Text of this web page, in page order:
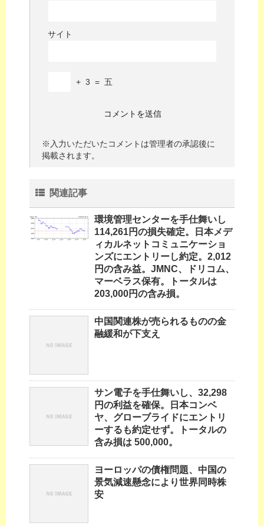
サイト
+ 3 = 五
※入力いただいたコメントは管理者の承認後に
掲載されます。
関連記事
環境管理センターを手仕舞いし
114,261円の損失確定。日本メデ
ィカルネットコミュニケーショ
ンズにエントリーし約定。2,012
円の含み益。JMNC、ドリコム、
マーベラス保有。トータルは
203,000円の含み損。
中国関連株が売られるものの金
融緩和が下支え
サン電子を手仕舞いし、32,298
円の利益を確保。日本コンベ
ヤ、グローブライドにエントリ
ーするも約定せず。トータルの
含み損は 500,000。
ヨーロッパの債権問題、中国の
景気減速懸念により世界同時株
安